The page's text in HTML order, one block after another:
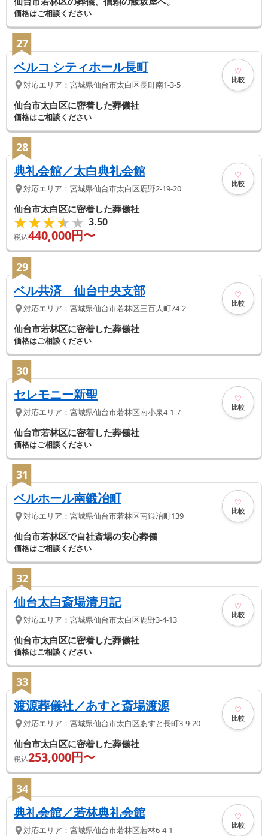
価格はご相談ください
27
ベルコ シティホール長町
対応エリア： 宮城県仙台市太白区長町南1-3-5 比較
仙台市太白区に密着した葬儀社
価格はご相談ください
28
典礼会館／太白典礼会館
対応エリア： 宮城県仙台市太白区鹿野2-19-20 比較
仙台市太白区に密着した葬儀社
★★★★★
★★★★★ 3.50
税込440,000円〜
29
ベル共済 仙台中央支部
対応エリア： 宮城県仙台市若林区三百人町74-2 比較
仙台市若林区に密着した葬儀社
価格はご相談ください
30
セレモニー新聖
対応エリア： 宮城県仙台市若林区南小泉4-1-7 比較
仙台市若林区に密着した葬儀社
価格はご相談ください
31
ベルホール南鍛冶町
対応エリア： 宮城県仙台市若林区南鍛冶町139 比較
仙台市若林区で自社斎場の安心葬儀
価格はご相談ください
32
仙台太白斎場清月記
対応エリア： 宮城県仙台市太白区鹿野3-4-13 比較
仙台市太白区に密着した葬儀社
価格はご相談ください
33
渡源葬儀社／あすと斎場渡源
対応エリア： 宮城県仙台市太白区あすと長町3-9-20 比較
仙台市太白区に密着した葬儀社
税込253,000円〜
34
典礼会館／若林典礼会館
対応エリア： 宮城県仙台市若林区若林6-4-1 比較